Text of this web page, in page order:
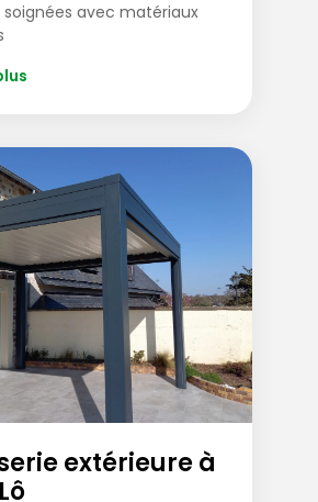
soignées avec matériaux
extérieure à